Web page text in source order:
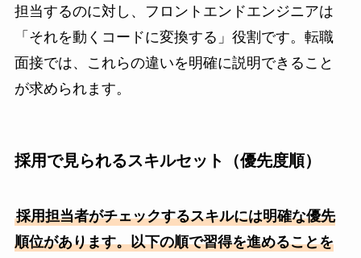
担当するのに対し、フロントエンドエンジニアは
「それを動くコードに変換する」役割です。転職
面接では、これらの違いを明確に説明できること
が求められます。
採用で見られるスキルセット（優先度順）
採用担当者がチェックするスキルには明確な優先
順位があります。以下の順で習得を進めることを